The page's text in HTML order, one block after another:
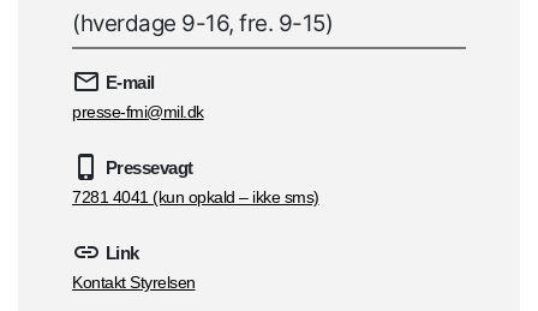
(hverdage 9-16, fre. 9-15)
E-mail
presse-fmi@mil.dk
Pressevagt
7281 4041 (kun opkald – ikke sms)
Link
Kontakt Styrelsen